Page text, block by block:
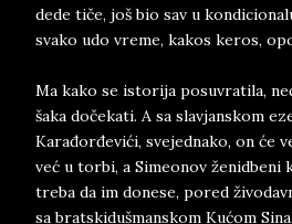
dede tiče, još bio sav u
svako udo vreme, kakos keros,
Ma kako se istorija posuvratila,
šaka dočekati. A sa slavjanskom
Karađorđevići, svejednako, on će
već u torbi, a Simeonov
treba da im donese, pored
sa bratskidušmanskom Kućom